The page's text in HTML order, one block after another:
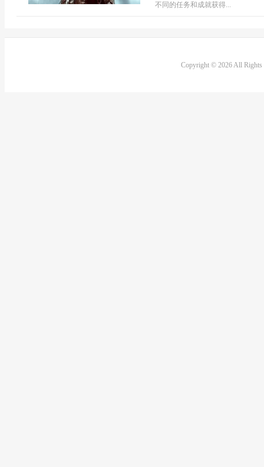
不同的任务和成就获得...
Copyright © 2026 All